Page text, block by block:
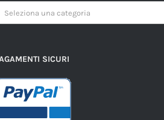
Seleziona una categoria
SICURI